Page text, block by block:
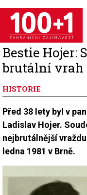
Přejít
hlavnímu
obsahu
Bestie Hojer:
brutální vrah
HISTORIE
Před 38 lety byl v
Ladislav Hojer.
nejbrutálnější
ledna 1981 v Brně.